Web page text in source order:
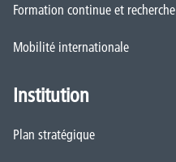
Formation continue et recherche
Mobilité internationale
Institution
Plan stratégique